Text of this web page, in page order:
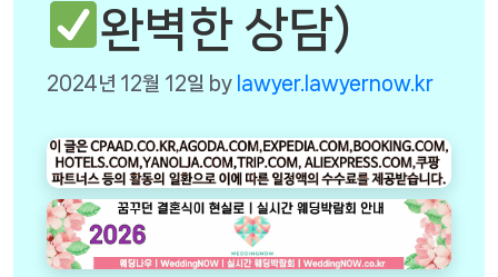
완벽한 상담)
2024년 12월 12일 by lawyer.lawyernow.kr